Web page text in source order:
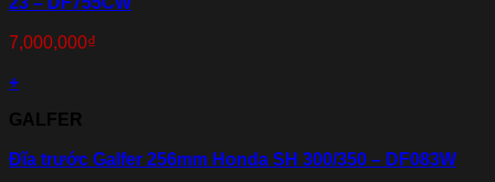
7,000,000₫
+
GALFER
Đĩa trước Galfer 256mm Honda SH 300/350 – DF083W